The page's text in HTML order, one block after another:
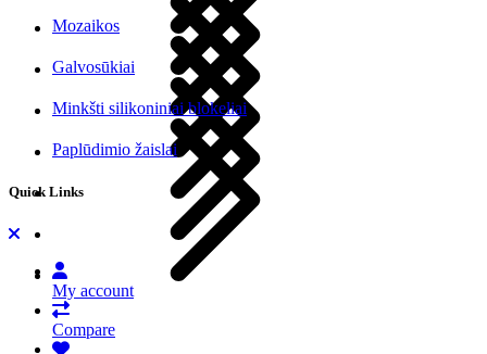
Mozaikos
Galvosūkiai
Minkšti silikoniniai blokeliai
Paplūdimio žaislai
Quick Links
My account
Compare